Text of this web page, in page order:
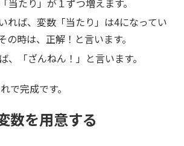
当たり」が１ずつ増えます。
れば、変数「当たり」は4になってい
の時は、正解！と言います。
、「ざんねん！」と言います。
で完成です。
数を用意する